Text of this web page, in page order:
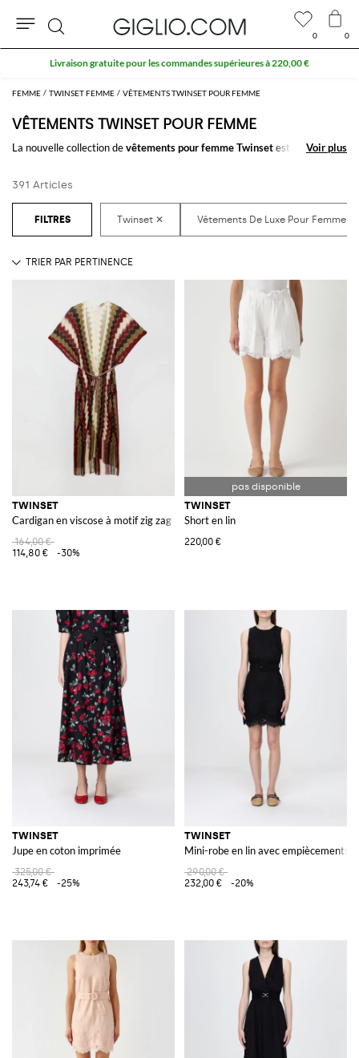
FEMME TWINSET FEMME VÊTEMENTS TWINSET POUR FEMME
VÊTEMENTS TWINSET POUR FEMME
La nouvelle collection devêtements pour femme Twinsetest à découvrir
décontractés aux plus classiques, vous trouverez toujours ce que vous
cherchez.
Voir plus
Voir plus
391 Articles
TWINSET
Cardigan en viscose à motif zig zag
164,00 €
114,80 €
-30%
TWINSET
Short en lin
220,00 €
TWINSET
Jupe en coton imprimée
325,00 €
243,74 €
-25%
TWINSET
Mini-robe en lin avec empiècements
290,00 €
232,00 €
-20%
0 0
Rechercher
10 % extra sur l'espace Outlet